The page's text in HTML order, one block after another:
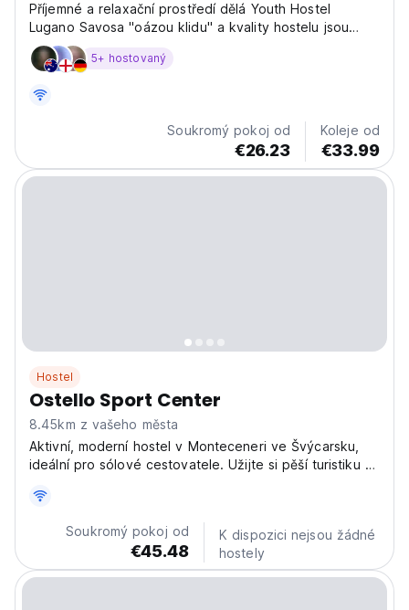
Příjemné a relaxační prostředí dělá Youth Hostel
Lugano Savosa "oázou klidu" a kvality hostelu jsou
mezinárodně uznávané.
5+ hostovaný
Soukromý pokoj od
€26.23
Koleje od
€33.99
Hostel
Ostello Sport Center
8.45km z vašeho města
Aktivní, moderní hostel v Monteceneri ve Švýcarsku,
ideální pro sólové cestovatele. Užijte si pěší turistiku a
tomto živém venkovním hostelu. Nejlepší pro milovníky
dobrodružství! (Auto-translated from original...
Soukromý pokoj od
€45.48
K dispozici nejsou žádné
hostely